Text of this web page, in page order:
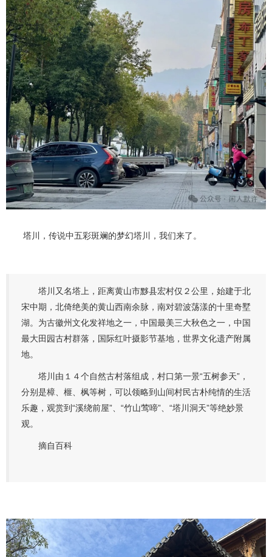
塔川，传说中五彩斑斓的梦幻塔川，我们来了。
塔川又名塔上，距离黄山市黟县宏村仅２公里，始建于北
宋中期，北倚绝美的黄山西南余脉，南对碧波荡漾的十里奇墅
湖。为古徽州文化发祥地之一，中国最美三大秋色之一，中国
最大田园古村群落，国际红叶摄影节基地，世界文化遗产附属
地。
塔川由１４个自然古村落组成，村口第一景“五树参天”，
分别是樟、榧、枫等树，可以领略到山间村民古朴纯情的生活
乐趣，观赏到“溪绕前屋”、“竹山莺啼”、“塔川洞天”等绝妙景
观。
摘自百科